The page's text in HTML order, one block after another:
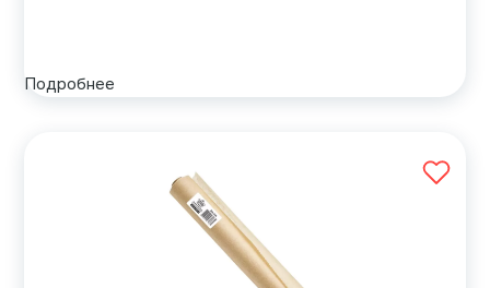
Подробнее